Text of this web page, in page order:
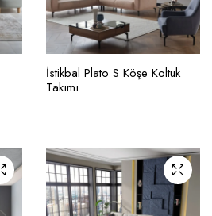
İstikbal Plato S Köşe Koltuk
Takımı